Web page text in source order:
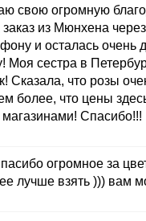
свою огромную
из Мюнхена
и осталась очень
Моя сестра в
Сказала, что розы
более, что цены
Спасибо!!!
огромное за
лучше взять ))) вам